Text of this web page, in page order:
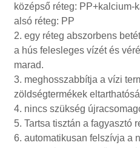
középső réteg: PP+kalcium-
alsó réteg: PP
2. egy réteg abszorbens
a hús felesleges vízét és
marad.
3. meghosszabbítja a vízi
zöldségtermékek
4. nincs szükség
5. Tartsa tisztán a fagyasztó
6. automatikusan felszívja a